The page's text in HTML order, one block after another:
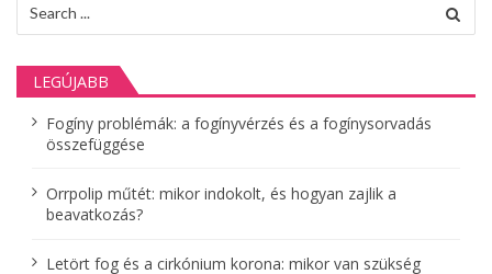
s
n
a
v
g
á
for:
LEGÚJABB
Fogíny problémák: a fogínyvérzés és a fogínysorvadás
összefüggése
Orrpolip műtét: mikor indokolt, és hogyan zajlik a
beavatkozás?
Letört fog és a cirkónium korona: mikor van szükség